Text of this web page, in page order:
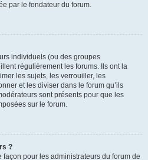
par le fondateur du forum.
individuels (ou des groupes
régulièrement les forums. Ils ont la
les sujets, les verrouiller, les
et les diviser dans le forum qu’ils
sont présents pour que les
sur le forum.
?
façon pour les administrateurs du forum de